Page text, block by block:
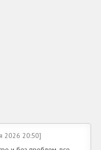
2026 20:50]